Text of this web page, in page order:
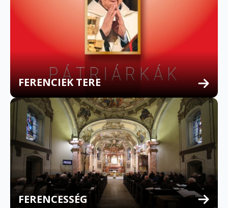
FERENCIEK TERE
FERENCESSÉG
MULTILINGUAL CONFESSION